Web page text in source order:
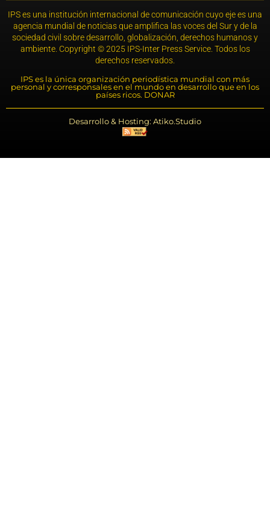
IPS es una institución internacional de comunicación cuyo eje es una
agencia mundial de noticias que amplifica las voces del Sur y de la
sociedad civil sobre desarrollo, globalización, derechos humanos y
ambiente. Copyright © 2025 IPS-Inter Press Service. Todos los
derechos reservados.
IPS es la única organización periodística mundial con más
personal y corresponsales en el mundo en desarrollo que en los
países ricos. DONAR
Desarrollo & Hosting: Atiko.Studio